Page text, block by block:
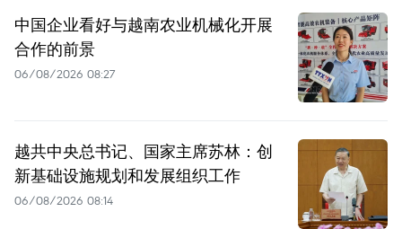
中国企业看好与越南农业机械化开展
合作的前景
06/08/2026 08:27
越共中央总书记、国家主席苏林：创
新基础设施规划和发展组织工作
06/08/2026 08:14